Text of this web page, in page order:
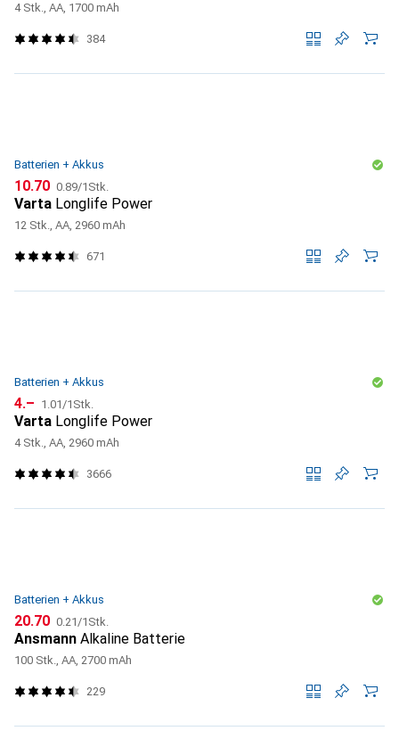
4 Stk., AA, 1700 mAh
384
Batterien + Akkus
CHF
10.70 CHF
0.89/1Stk.
Varta Longlife Power
12 Stk., AA, 2960 mAh
671
Batterien + Akkus
CHF
4.– CHF
1.01/1Stk.
Varta Longlife Power
4 Stk., AA, 2960 mAh
3666
Batterien + Akkus
CHF
20.70 CHF
0.21/1Stk.
Ansmann Alkaline Batterie
100 Stk., AA, 2700 mAh
229